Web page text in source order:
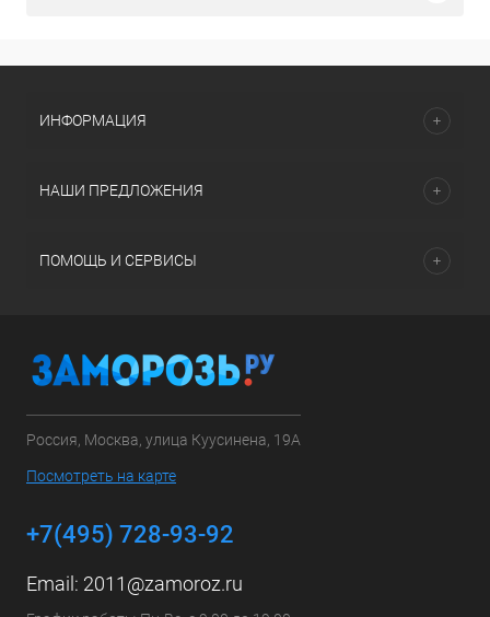
ИНФОРМАЦИЯ
НАШИ ПРЕДЛОЖЕНИЯ
ПОМОЩЬ И СЕРВИСЫ
Россия, Москва, улица Куусинена, 19А
Посмотреть на карте
+7(495) 728-93-92
Email: 2011@zamoroz.ru